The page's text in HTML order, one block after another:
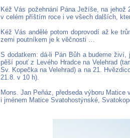
Kéž Vás požehnání Pána Ježíše, na jehož
v celém příštím roce i ve všech dalších,
Kéž Vás andělé potom doprovodí až ke
zemi poutníkem je k věčnosti …
S dodatkem: dá-li Pán Bůh a budeme
pěší pouť z Levého Hradce na Velehrad
Sv. Kopečka na Velehrad) a na 21.
21.8. v 10 h).
Mons. Jan Peňáz, předseda výboru Matice
i jménem Matice Svatohostýnské,